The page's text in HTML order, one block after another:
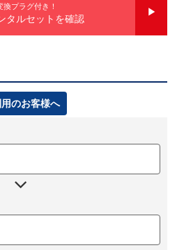
プラグ付き！
タルセットを確認
のお客様へ
